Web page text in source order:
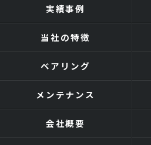
実績事例
当社の特徴
ベアリング
メンテナンス
会社概要